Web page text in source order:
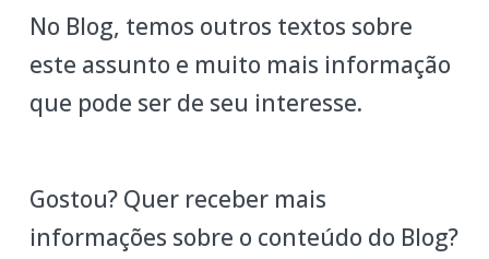
No Blog, temos outros textos sobre
este assunto e muito mais informação
que pode ser de seu interesse.
Gostou? Quer receber mais
informações sobre o conteúdo do Blog?